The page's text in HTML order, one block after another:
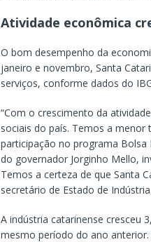
Atividade econômica
O bom desempenho da
janeiro e novembro, Santa
serviços, conforme dados do
“Com o crescimento da
sociais do país. Temos a
participação no programa Bolsa
do governador Jorginho Mello,
Temos a certeza de que Santa
secretário de Estado de
A indústria catarinense cresceu
mesmo período do ano